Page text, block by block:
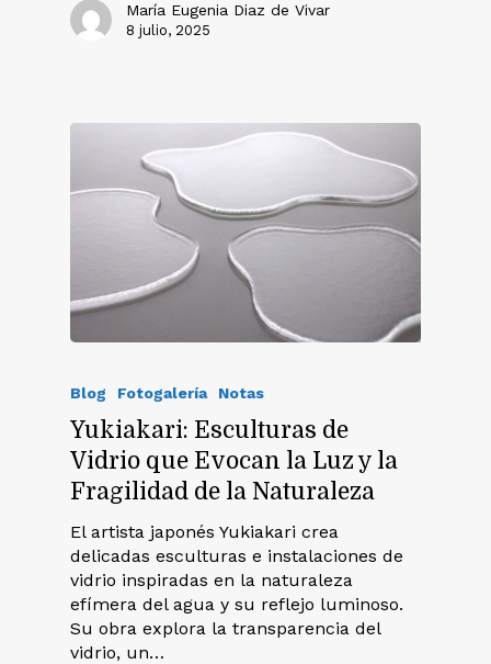
María Eugenia Diaz de Vivar
8 julio, 2025
Blog Fotogalería Notas
Yukiakari: Esculturas de
Vidrio que Evocan la Luz y la
Fragilidad de la Naturaleza
El artista japonés Yukiakari crea
delicadas esculturas e instalaciones de
vidrio inspiradas en la naturaleza
efímera del agua y su reflejo luminoso.
Su obra explora la transparencia del
vidrio, un…